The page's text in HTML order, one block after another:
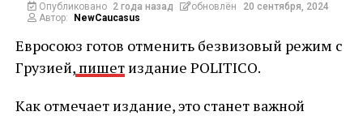
Опубликовано 2 года назад обновлён
20 сентября, 2024
Автор:
NewCaucasus
Евросоюз готов отменить безвизовый режим с
Грузией,пишетиздание POLITICO.
Как отмечает издание, это станет важной